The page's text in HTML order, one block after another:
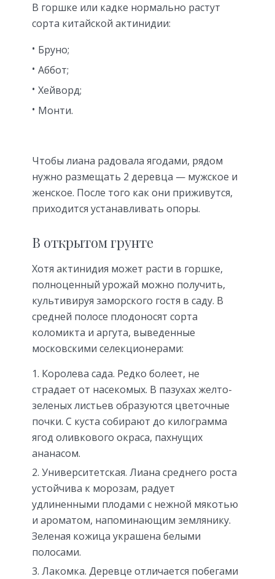
В горшке или кадке нормально растут
сорта китайской актинидии:
Бруно;
Аббот;
Хейворд;
Монти.
Чтобы лиана радовала ягодами, рядом
нужно размещать 2 деревца — мужское и
женское. После того как они приживутся,
приходится устанавливать опоры.
В открытом грунте
Хотя актинидия может расти в горшке,
полноценный урожай можно получить,
культивируя заморского гостя в саду. В
средней полосе плодоносят сорта
коломикта и аргута, выведенные
московскими селекционерами:
Королева сада. Редко болеет, не
страдает от насекомых. В пазухах желто-
зеленых листьев образуются цветочные
почки. С куста собирают до килограмма
ягод оливкового окраса, пахнущих
ананасом.
Университетская. Лиана среднего роста
устойчива к морозам, радует
удлиненными плодами с нежной мякотью
и ароматом, напоминающим землянику.
Зеленая кожица украшена белыми
полосами.
Лакомка. Деревце отличается побегами